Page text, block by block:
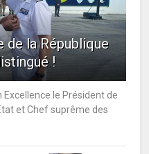
de la République
!
le Président de
et Chef suprême des